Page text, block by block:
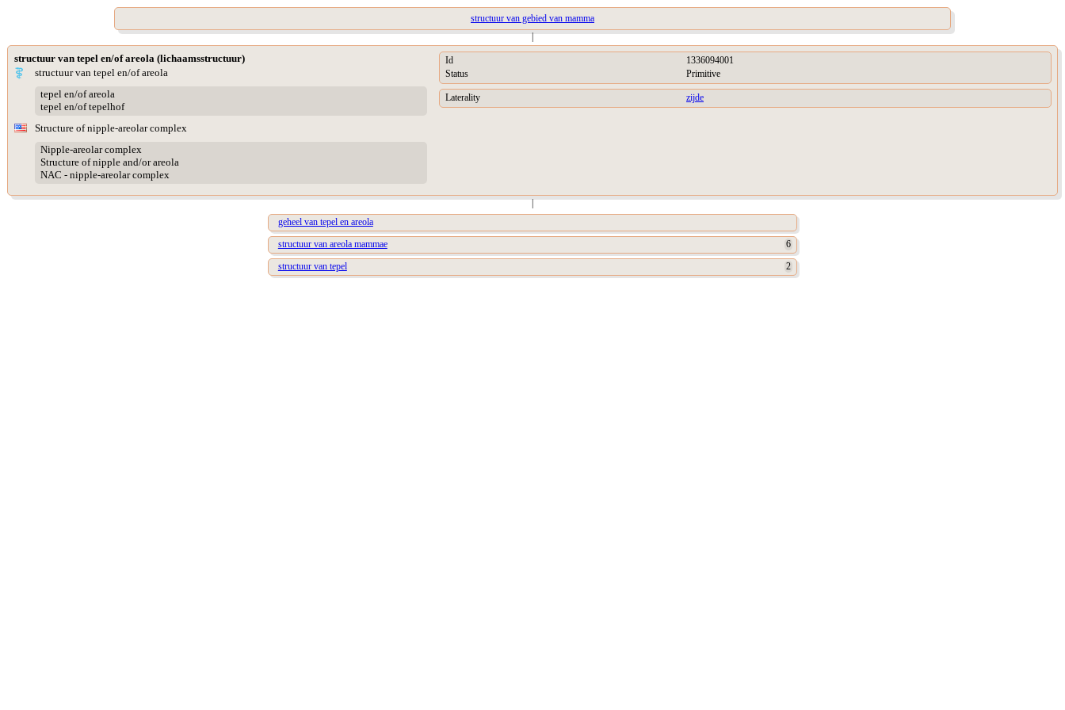
structuur van gebied van mamma
|
structuur van tepel en/of areola (lichaamsstructuur)
structuur van tepel en/of areola
tepel en/of areola
tepel en/of tepelhof
Structure of nipple-areolar complex
Nipple-areolar complex
Structure of nipple and/or areola
NAC - nipple-areolar complex
Id
1336094001
Status
Primitive
Laterality zijde
|
geheel van tepel en areola
structuur van areola mammae
6
structuur van tepel
2